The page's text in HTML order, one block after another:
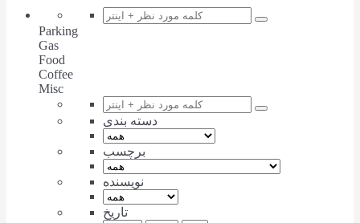
Parking
Gas
Food
Coffee
Misc
دسته بندی
برچسب
نویسنده
تاریخ